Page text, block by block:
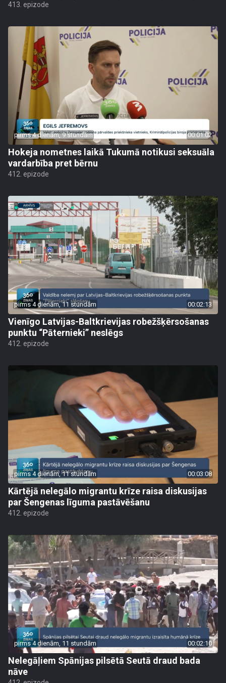
413. epizode
pirms 4 dienām, 9 stundām 00:01:02
Hokeja nometnes laikā Tukumā notikusi seksuāla
vardarbība pret bērnu
412. epizode
pirms 4 dienām, 11 stundām 00:02:13
Vienīgo Latvijas-Baltkrievijas robežšķērsošanas
punktu “Pāternieki” neslēgs
412. epizode
pirms 4 dienām, 11 stundām 00:03:08
Kārtējā nelegālo migrantu krīze raisa diskusijas
par Šengenas līguma pastāvēšanu
412. epizode
pirms 4 dienām, 11 stundām 00:02:10
Nelegāļiem Spānijas pilsētā Seutā draud bada
nāve